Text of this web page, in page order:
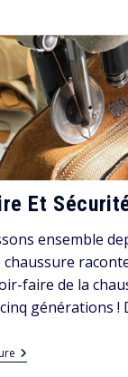
Et
ensemble
chaussure
faire de la
générations !
Savoir-
Faire